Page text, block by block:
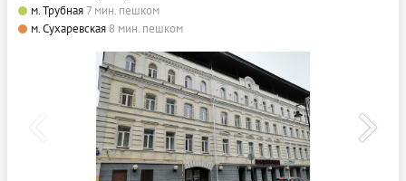
м. Трубная 7 мин. пешком
м. Сухаревская 8 мин. пешком